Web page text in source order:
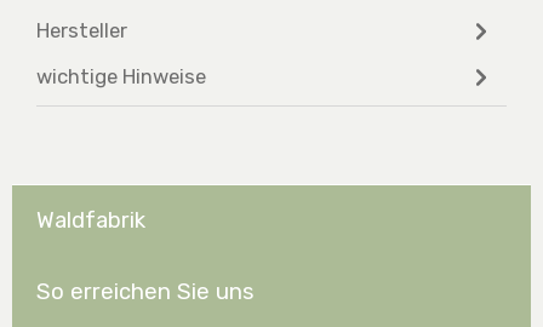
Hersteller
wichtige Hinweise
Waldfabrik
So erreichen Sie uns